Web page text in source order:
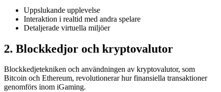
Uppslukande upplevelse
Interaktion i realtid med andra spelare
Detaljerade virtuella miljöer
2. Blockkedjor och kryptovalutor
Blockkedjetekniken och användningen av kryptovalutor, som
Bitcoin och Ethereum, revolutionerar hur finansiella transaktioner
genomförs inom iGaming.